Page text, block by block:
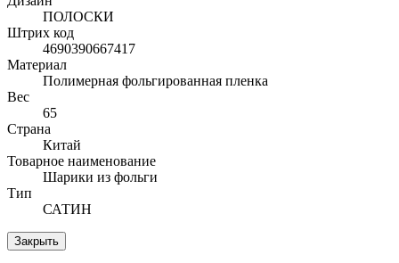
ПОЛОСКИ
Штрих код
4690390667417
Материал
Полимерная фольгированная пленка
Вес
65
Страна
Китай
Товарное наименование
Шарики из фольги
Тип
САТИН
Закрыть